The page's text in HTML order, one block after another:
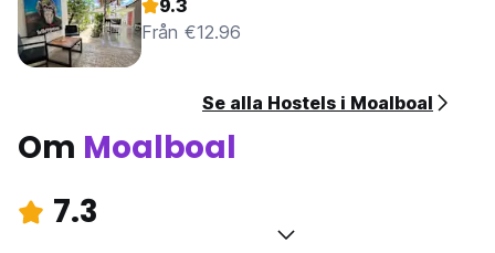
9.3
Från €12.96
Se alla Hostels i Moalboal
Om Moalboal
7.3